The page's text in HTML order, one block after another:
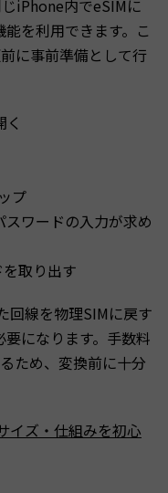
iPhone内でeSIMに
を利用できます。こ
に事前準備として行
プ
ワードの入力が求め
取り出す
回線を物理SIMに戻す
になります。手数料
ため、変換前に十分
イズ・仕組みを初心